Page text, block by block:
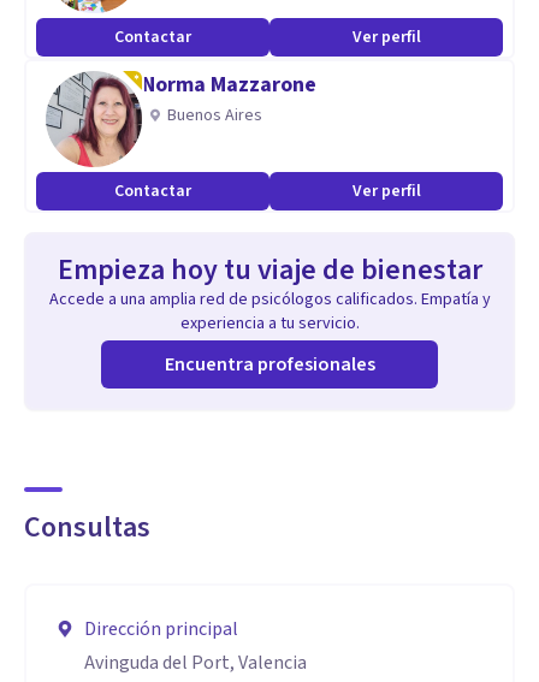
Contactar Ver perfil
Norma Mazzarone
Buenos Aires
Contactar Ver perfil
Empieza hoy tu viaje de bienestar
Accede a una amplia red de psicólogos calificados. Empatía y
experiencia a tu servicio.
Encuentra profesionales
Consultas
Dirección principal
Avinguda del Port, Valencia